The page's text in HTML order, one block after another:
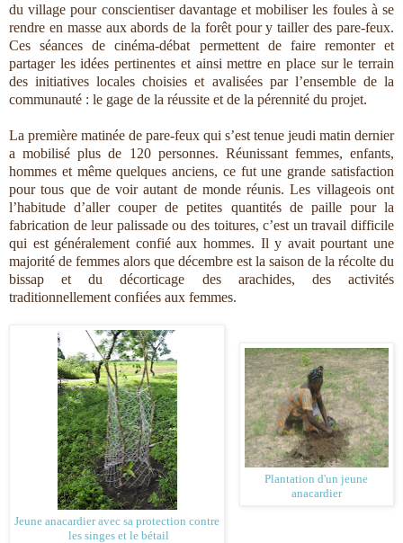
du village pour conscientiser davantage et mobiliser les foules à se
rendre en masse aux abords de la forêt pour y tailler des pare-feux.
Ces séances de cinéma-débat permettent de faire remonter et
partager les idées pertinentes et ainsi mettre en place sur le terrain
des initiatives locales choisies et avalisées par l’ensemble de la
communauté : le gage de la réussite et de la pérennité du projet.
La première matinée de pare-feux qui s’est tenue jeudi matin dernier
a mobilisé plus de 120 personnes. Réunissant femmes, enfants,
hommes et même quelques anciens, ce fut une grande satisfaction
pour tous que de voir autant de monde réunis. Les villageois ont
l’habitude d’aller couper de petites quantités de paille pour la
fabrication de leur palissade ou des toitures, c’est un travail difficile
qui est généralement confié aux hommes. Il y avait pourtant une
majorité de femmes alors que décembre est la saison de la récolte du
bissap et du décorticage des arachides, des activités
traditionnellement confiées aux femmes.
Jeune anacardier avec sa protection contre
les singes et le bétail
Plantation d'un jeune
anacardier